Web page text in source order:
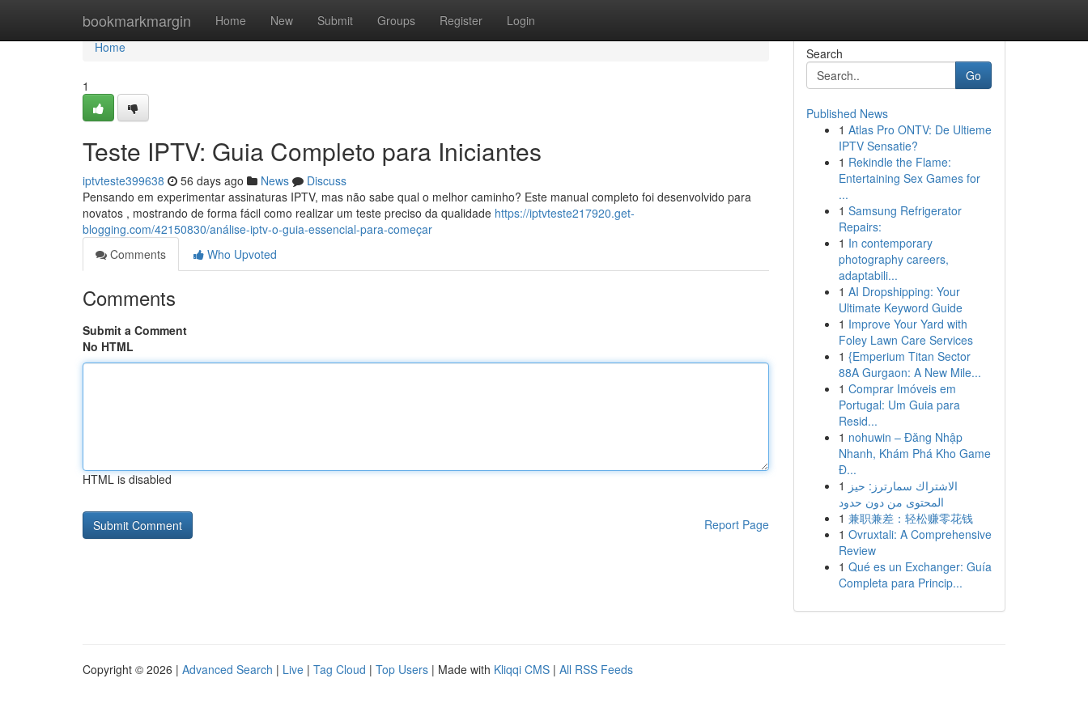
bookmarkmargin Home New Submit Groups Register Login
Home
Home
1
Teste IPTV: Guia Completo para Iniciantes
iptvteste399638 56 days ago News
Discuss
Pensando em experimentar assinaturas IPTV, mas não sabe qual o melhor caminho? Este manual completo foi desenvolvido para
novatos , mostrando de forma fácil como realizar um teste preciso da qualidade https://iptvteste217920.get-
blogging.com/42150830/análise-iptv-o-guia-essencial-para-começar
Comments
Who Upvoted
Comments
Submit a Comment
No HTML
HTML is disabled
Report Page
Search
Go
Published News
1 Atlas Pro ONTV: De Ultieme
IPTV Sensatie?
1 Rekindle the Flame:
Entertaining Sex Games for
...
1 Samsung Refrigerator
Repairs:
1 In contemporary
photography careers,
adaptabili...
1 AI Dropshipping: Your
Ultimate Keyword Guide
1 Improve Your Yard with
Foley Lawn Care Services
1 {Emperium Titan Sector
88A Gurgaon: A New Mile...
1 Comprar Imóveis em
Portugal: Um Guia para
Resid...
1 nohuwin – Đăng Nhập
Nhanh, Khám Phá Kho Game
Đ...
1 الاشتراك سمارترز: حيز
المحتوى من دون حدود
1 兼职兼差：轻松赚零花钱
1 Ovruxtali: A Comprehensive
Review
1 Qué es un Exchanger: Guía
Completa para Princip...
Copyright © 2026 | Advanced Search | Live | Tag Cloud | Top Users | Made with Kliqqi CMS | All RSS Feeds